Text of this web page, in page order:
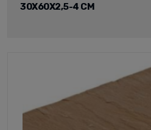
30X60X2,5-4 CM